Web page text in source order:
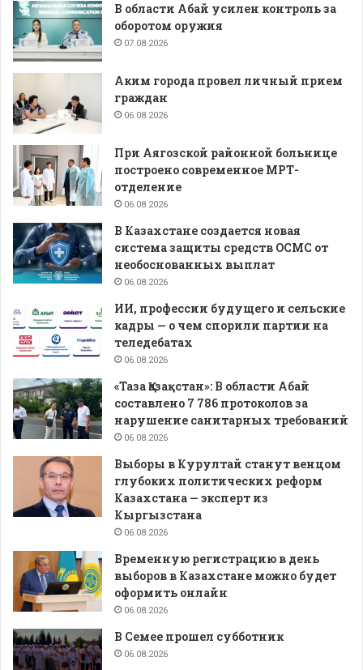
В области Абай усилен контроль за
оборотом оружия
07.08.2026
Аким города провел личный прием
граждан
06.08.2026
При Аягозской районной больнице
построено современное МРТ-
отделение
06.08.2026
В Казахстане создается новая
система защиты средств ОСМС от
необоснованных выплат
06.08.2026
ИИ, профессии будущего и сельские
кадры — о чем спорили партии на
теледебатах
06.08.2026
«Таза Қазақстан»: В области Абай
составлено 7 786 протоколов за
нарушение санитарных требований
06.08.2026
Выборы в Курултай станут венцом
глубоких политических реформ
Казахстана — эксперт из
Кыргызстана
06.08.2026
Временную регистрацию в день
выборов в Казахстане можно будет
оформить онлайн
06.08.2026
В Семее прошел субботник
06.08.2026